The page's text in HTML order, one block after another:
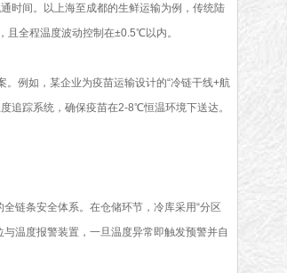
时间。以上海至成都的生鲜运输为例，传统陆
且全程温度波动控制在±0.5℃以内。
例如，某企业为疫苗运输设计的“冷链干线+航
追踪系统，确保疫苗在2-8℃恒温环境下送达。
链条安全体系。在仓储环节，冷库采用“分区
温度报警装置，一旦温度异常即触发预警并自